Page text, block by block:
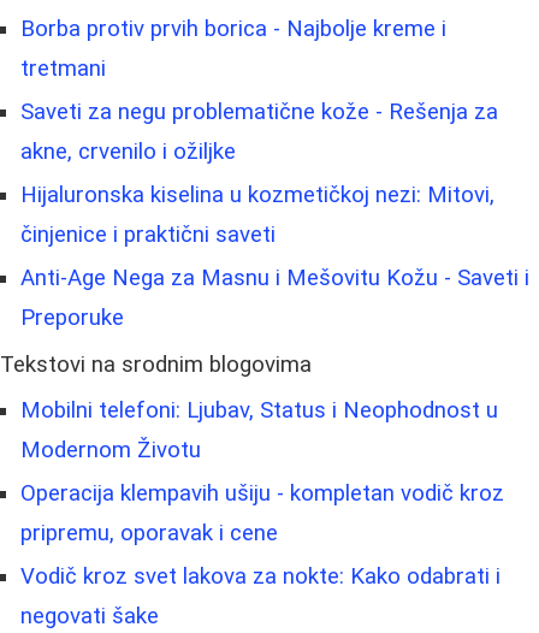
Borba protiv prvih borica - Najbolje kreme i
tretmani
Saveti za negu problematične kože - Rešenja za
akne, crvenilo i ožiljke
Hijaluronska kiselina u kozmetičkoj nezi: Mitovi,
činjenice i praktični saveti
Anti-Age Nega za Masnu i Mešovitu Kožu - Saveti i
Preporuke
Tekstovi na srodnim blogovima
Mobilni telefoni: Ljubav, Status i Neophodnost u
Modernom Životu
Operacija klempavih ušiju - kompletan vodič kroz
pripremu, oporavak i cene
Vodič kroz svet lakova za nokte: Kako odabrati i
negovati šake